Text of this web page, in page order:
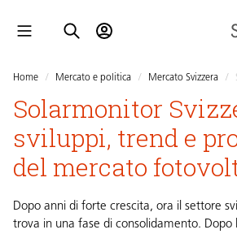
Home / Mercato e politica / Mercato Svizzera /
Solarmonitor
sviluppi, trend e
del mercato
Dopo anni di forte crescita, ora il settore
trova in una fase di consolidamento. Dopo